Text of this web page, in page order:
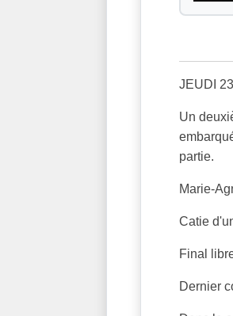
JEUDI
Un
partie.
Marie-
Catie
Final
Dernier